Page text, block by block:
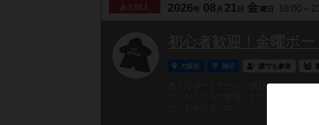
あと 10人 2026年 08 月 21 金 曜日 18:00～
初心者歓迎！金曜ボー
大阪府 梅田 誰でも参加
色々なボードゲームで遊びましょう！
でどなたでも大歓迎！おひとり様でご